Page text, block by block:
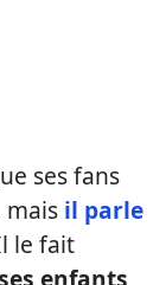
ses fans
il parle
le fait